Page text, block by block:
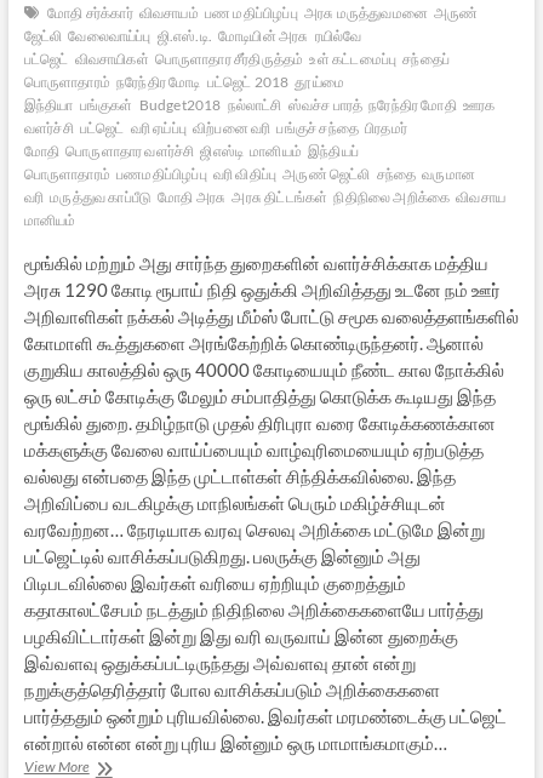
மோதி சர்க்கார் விவசாயம் பண மதிப்பிழப்பு அரசு மருத்துவமனை அருண்
ஜேட்லி வேலைவாய்ப்பு ஜி.எஸ்.டி. மோடியின் அரசு ரயில்வே
பட்ஜெட் விவசாயிகள் பொருளாதார சீர்திருத்தம் உள் கட்டமைப்பு சந்தைப்
பொருளாதாரம் நரேந்திர மோடி பட்ஜெட் 2018 தூய்மை
இந்தியா பங்குகள் Budget2018 நல்லாட்சி ஸ்வச்ச பாரத் நரேந்திர மோதி ஊரக
வளர்ச்சி பட்ஜெட் வரி ஏய்ப்பு விற்பனை வரி பங்குச் சந்தை பிரதமர்
மோதி பொருளாதார வளர்ச்சி ஜிஎஸ்டி மானியம் இந்தியப்
பொருளாதாரம் பணமதிப்பிழப்பு வரி விதிப்பு அருண் ஜெட்லி சந்தை வருமான
வரி மருத்துவ காப்பீடு மோதி அரசு அரசு திட்டங்கள் நிதிநிலை அறிக்கை விவசாய
மானியம்
மூங்கில் மற்றும் அது சார்ந்த துறைகளின் வளர்ச்சிக்காக மத்திய
அரசு 1290 கோடி ரூபாய் நிதி ஒதுக்கி அறிவித்தது உடனே நம் ஊர்
அறிவாளிகள் நக்கல் அடித்து மீம்ஸ் போட்டு சமூக வலைத்தளங்களில்
கோமாளி கூத்துகளை அரங்கேற்றிக் கொண்டிருந்தனர். ஆனால்
குறுகிய காலத்தில் ஒரு 40000 கோடியையும் நீண்ட கால நோக்கில்
ஒரு லட்சம் கோடிக்கு மேலும் சம்பாதித்து கொடுக்க கூடியது இந்த
மூங்கில் துறை. தமிழ்நாடு முதல் திரிபுரா வரை கோடிக்கணக்கான
மக்களுக்கு வேலை வாய்ப்பையும் வாழ்வுரிமையையும் ஏற்படுத்த
வல்லது என்பதை இந்த முட்டாள்கள் சிந்திக்கவில்லை. இந்த
அறிவிப்பை வடகிழக்கு மாநிலங்கள் பெரும் மகிழ்ச்சியுடன்
வரவேற்றன… நேரடியாக வரவு செலவு அறிக்கை மட்டுமே இன்று
பட்ஜெட்டில் வாசிக்கப்படுகிறது. பலருக்கு இன்னும் அது
பிடிபடவில்லை இவர்கள் வரியை ஏற்றியும் குறைத்தும்
கதாகாலட்சேபம் நடத்தும் நிதிநிலை அறிக்கைகளையே பார்த்து
பழகிவிட்டார்கள் இன்று இது வரி வருவாய் இன்ன துறைக்கு
இவ்வளவு ஒதுக்கப்பட்டிருந்தது அவ்வளவு தான் என்று
நறுக்குத்தெரித்தார் போல வாசிக்கப்படும் அறிக்கைகளை
பார்த்ததும் ஒன்றும் புரியவில்லை. இவர்கள் மரமண்டைக்கு பட்ஜெட்
என்றால் என்ன என்று புரிய இன்னும் ஒரு மாமாங்கமாகும்…
View Moreஅடிப்படை